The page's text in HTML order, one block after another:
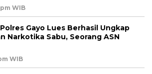
WIB
Gayo Lues Berhasil Ungkap
Narkotika Sabu, Seorang ASN
WIB